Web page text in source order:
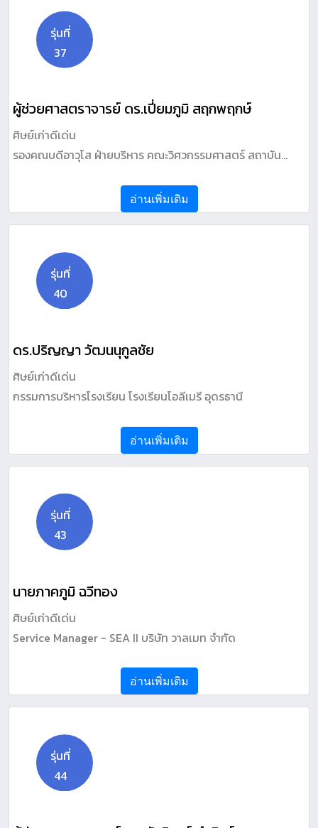
รุ่นที่
37
ผู้ช่วยศาสตราจารย์ ดร.เปี่ยมภูมิ สฤกพฤกษ์
ศิษย์เก่าดีเด่น
รองคณบดีอาวุโส ฝ่ายบริหาร คณะวิศวกรรมศาสตร์ สถาบัน
อ่านเพิ่มเติม
รุ่นที่
40
ดร.ปริญญา วัฒนนุกูลชัย
ศิษย์เก่าดีเด่น
กรรมการบริหารโรงเรียน โรงเรียนโอลีเมรี อุดรธานี
อ่านเพิ่มเติม
รุ่นที่
43
นายภาคภูมิ ฉวีทอง
ศิษย์เก่าดีเด่น
Service Manager - SEA II บริษัท วาลเมท จำกัด
อ่านเพิ่มเติม
รุ่นที่
44